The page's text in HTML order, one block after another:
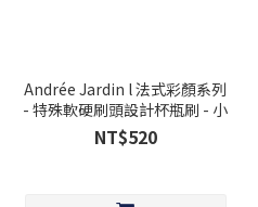
Andrée Jardin l 法式彩顏系列
- 特殊軟硬刷頭設計杯瓶刷 - 小
NT$520